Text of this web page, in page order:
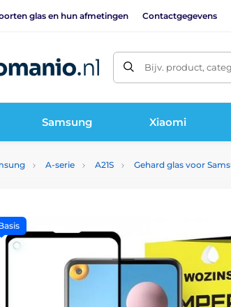
glas en hun afmetingen Contactgegevens
Bijv. product,
Samsung Xiaomi
A-serie A21S Gehard glas voor